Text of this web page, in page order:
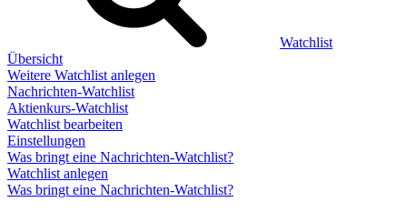
Watchlist
Übersicht
Weitere Watchlist anlegen
Nachrichten-Watchlist
Aktienkurs-Watchlist
Watchlist bearbeiten
Einstellungen
Was bringt eine Nachrichten-Watchlist?
Watchlist anlegen
Was bringt eine Nachrichten-Watchlist?